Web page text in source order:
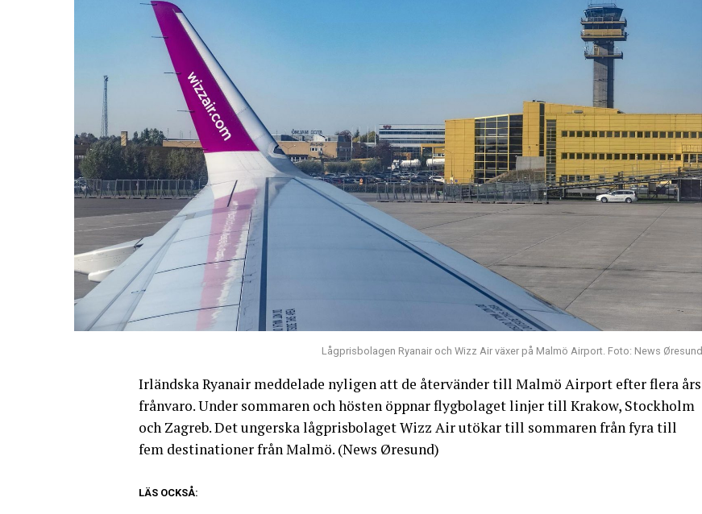
Lågprisbolagen Ryanair och Wizz Air växer på Malmö Airport. Foto: News Øresund
Irländska Ryanair meddelade nyligen att de återvänder till Malmö Airport efter flera års
frånvaro. Under sommaren och hösten öppnar flygbolaget linjer till Krakow, Stockholm
och Zagreb. Det ungerska lågprisbolaget Wizz Air utökar till sommaren från fyra till
fem destinationer från Malmö. (News Øresund)
LÄS OCKSÅ: